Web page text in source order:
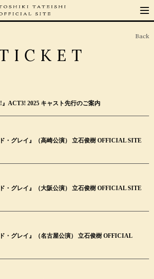
Back
ACT3! 2025 キャスト先行のご案内
・グレイ』（高崎公演） 立石俊樹 OFFICIAL SITE
・グレイ』（大阪公演） 立石俊樹 OFFICIAL SITE
・グレイ』（名古屋公演） 立石俊樹 OFFICIAL